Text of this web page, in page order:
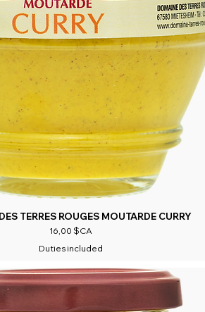
TERRES ROUGES MOUTARDE CURRY
Prix
16,00 $CA
Duties included